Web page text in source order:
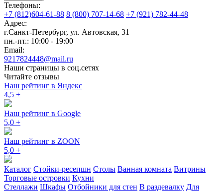
Телефоны:
+7 (812)604-61-88 8 (800) 707-14-68 +7 (921) 782-44-48
Адрес:
г.Санкт-Петербург, ул. Автовская, 31
пн.-пт.: 10:00 - 19:00
Email:
9217824448@mail.ru
Наши страницы в соц.сетях
Читайте отзывы
Наш рейтинг в Яндекс
4,5 +
Наш рейтинг в Google
5,0 +
Наш рейтинг в ZOON
5,0 +
Каталог Стойки-ресепшн Столы Ванная комната Витрины
Торговые островки Кухни
Стеллажи Шкафы Отбойники для стен В раздевалку Для